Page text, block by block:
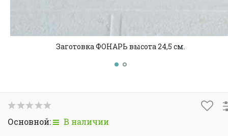
Заготовка ФОНАРЬ высота 24,5 см.
Основной: В наличии